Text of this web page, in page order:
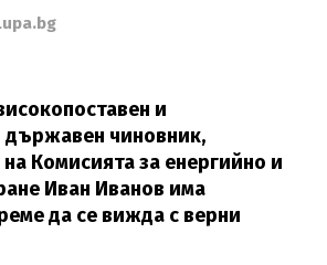
и
държавен чиновник,
Комисията за енергийно и
Иван Иванов има
да се вижда с верни